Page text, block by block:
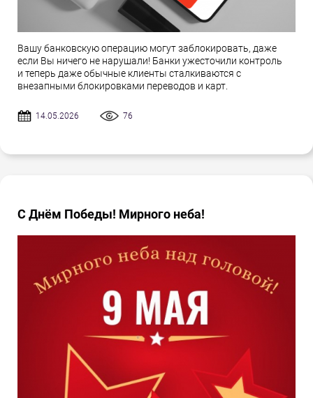
Вашу банковскую операцию могут заблокировать, даже
если Вы ничего не нарушали! Банки ужесточили контроль
и теперь даже обычные клиенты сталкиваются с
внезапными блокировками переводов и карт.
14.05.2026 76
С Днём Победы! Мирного неба!